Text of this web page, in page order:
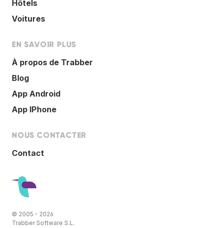
Hôtels
Voitures
EN SAVOIR PLUS
À propos de Trabber
Blog
App Android
App IPhone
NOUS CONTACTER
Contact
© 2005 - 2026
Trabber Software S.L.